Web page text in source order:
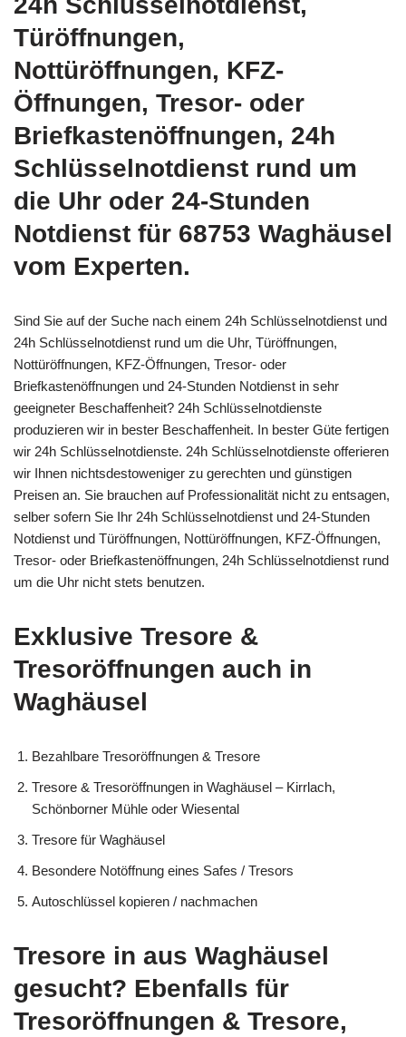
Türöffnungen,
Nottüröffnungen, KFZ-
Öffnungen, Tresor- oder
Briefkastenöffnungen, 24h
Schlüsselnotdienst rund um
die Uhr oder 24-Stunden
Notdienst für 68753 Waghäusel
vom Experten.
Sind Sie auf der Suche nach einem 24h Schlüsselnotdienst und
24h Schlüsselnotdienst rund um die Uhr, Türöffnungen,
Nottüröffnungen, KFZ-Öffnungen, Tresor- oder
Briefkastenöffnungen und 24-Stunden Notdienst in sehr
geeigneter Beschaffenheit? 24h Schlüsselnotdienste
produzieren wir in bester Beschaffenheit. In bester Güte fertigen
wir 24h Schlüsselnotdienste. 24h Schlüsselnotdienste offerieren
wir Ihnen nichtsdestoweniger zu gerechten und günstigen
Preisen an. Sie brauchen auf Professionalität nicht zu entsagen,
selber sofern Sie Ihr 24h Schlüsselnotdienst und 24-Stunden
Notdienst und Türöffnungen, Nottüröffnungen, KFZ-Öffnungen,
Tresor- oder Briefkastenöffnungen, 24h Schlüsselnotdienst rund
um die Uhr nicht stets benutzen.
Exklusive Tresore &
Tresoröffnungen auch in
Waghäusel
Bezahlbare Tresoröffnungen & Tresore
Tresore & Tresoröffnungen in Waghäusel – Kirrlach,
Schönborner Mühle oder Wiesental
Tresore für Waghäusel
Besondere Notöffnung eines Safes / Tresors
Autoschlüssel kopieren / nachmachen
Tresore in aus Waghäusel
gesucht? Ebenfalls für
Tresoröffnungen & Tresore,